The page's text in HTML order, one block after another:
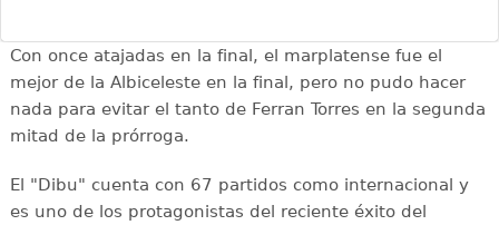
Con once atajadas en la final, el marplatense fue el
mejor de la Albiceleste en la final, pero no pudo hacer
nada para evitar el tanto de Ferran Torres en la segunda
mitad de la prórroga.
El "Dibu" cuenta con 67 partidos como internacional y
es uno de los protagonistas del reciente éxito del